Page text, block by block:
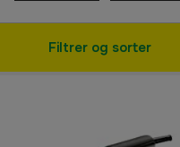
Filtrer og sorter